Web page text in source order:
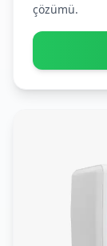
çözümü.